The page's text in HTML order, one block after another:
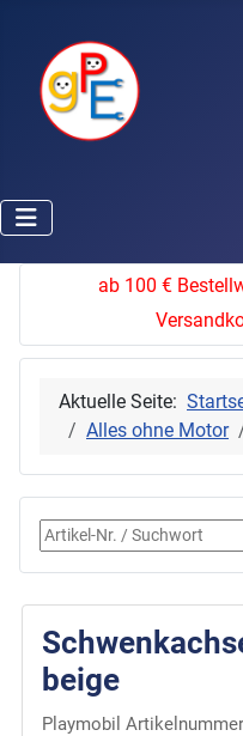
ab 100 €
Aktuelle Seite:
Alles ohne Motor
beige
Playmobil